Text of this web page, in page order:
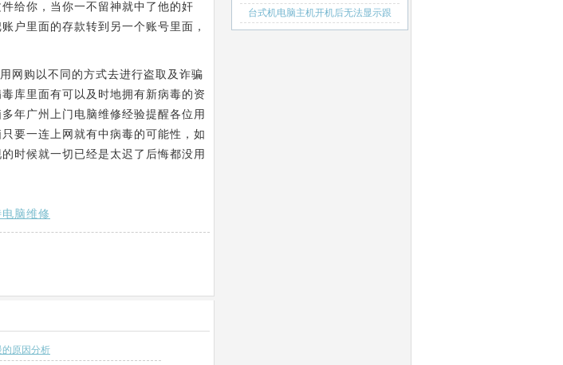
给你，当你一不留神就中了他的奸
户里面的存款转到另一个账号里面，
网购以不同的方式去进行盗取及诈骗
库里面有可以及时地拥有新病毒的资
年广州上门电脑维修经验提醒各位用
要一连上网就有中病毒的可能性，如
时候就一切已经是太迟了后悔都没用
脑维修
的原因分析
户信服
台式机电脑主机开机后无法显示跟
电源有关